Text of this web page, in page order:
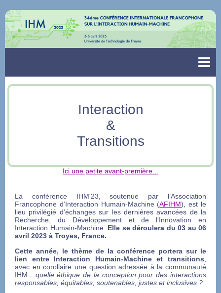
Interaction
&
Transitions
Ici une petite avant-première...
La conférence IHM'23, soutenue par l’Association
Francophone d’Interaction Humain-Machine (AFIHM), est le
lieu privilégié d’échanges sur les dernières avancées de la
Recherche, du Développement et de l'Innovation en
Interaction Humain-Machine. Elle se déroulera du 03 au 06
avril 2023 à Troyes, France.
Cette année, le thème de la conférence portera sur le
lien entre Interaction Humain-Machine et transitions
avec en corollaire une question adressée à la communauté
IHM : quelle éthique de la conception pour des interactions
responsables, équitables, soutenables, justes et inclusives ?